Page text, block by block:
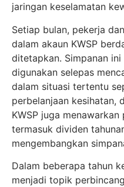
jaringan keselamatan
Setiap bulan, pekerja
dalam akaun KWSP
ditetapkan. Simpanan
digunakan selepas
dalam situasi tertentu
perbelanjaan kesihatan,
KWSP juga
termasuk dividen
mengembangkan
Dalam beberapa tahun
menjadi topik